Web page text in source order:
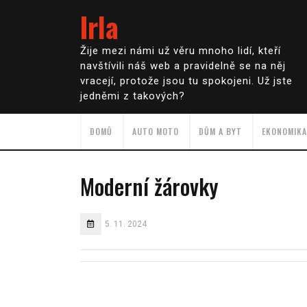
Irla
Žije mezi námi už věru mnoho lidí, kteří
navštívili náš web a pravidelně se na něj
vracejí, protože jsou tu spokojeni. Už jste
jedněmi z takových?
DOMŮ AUTO MOTO DŮM A BYT EKONOMIKA
Moderní žárovky
5. 11. 2024